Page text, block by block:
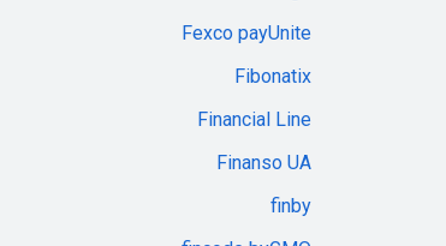
Fexco payUnite
Fibonatix
Financial Line
Finanso UA
finby